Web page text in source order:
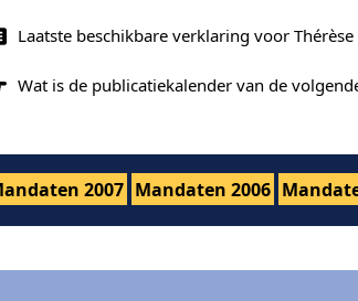
Laatste beschikbare verklaring voor
Wat is de publicatiekalender van de
2007 Mandaten 2006